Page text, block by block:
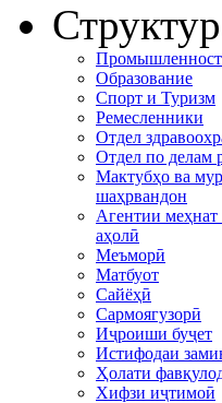
Образование
Спорт и Туризм
Ремесленники
Отдел
Отдел по делам
Мактубҳо ва
шаҳрвандон
Агентии
аҳолӣ
Меъморӣ
Матбуот
Сайёҳӣ
Сармоягузорӣ
Иҷроиши буҷет
Истифодаи
Ҳолати
Хифзи иҷтимоӣ